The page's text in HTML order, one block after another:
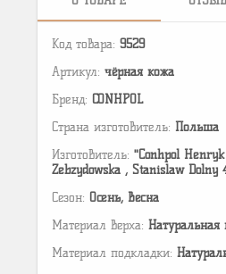
Код товара: 9529
Артикул: чёрная кожа
Бренд: CONHPOL
Страна изготовитель: Польша
Изготовитель: "Conhpol
Zebzydowska , Stanislaw Dolny
Сезон: Осень, Весна
Материал верха: Натуральная
Материал подкладки: